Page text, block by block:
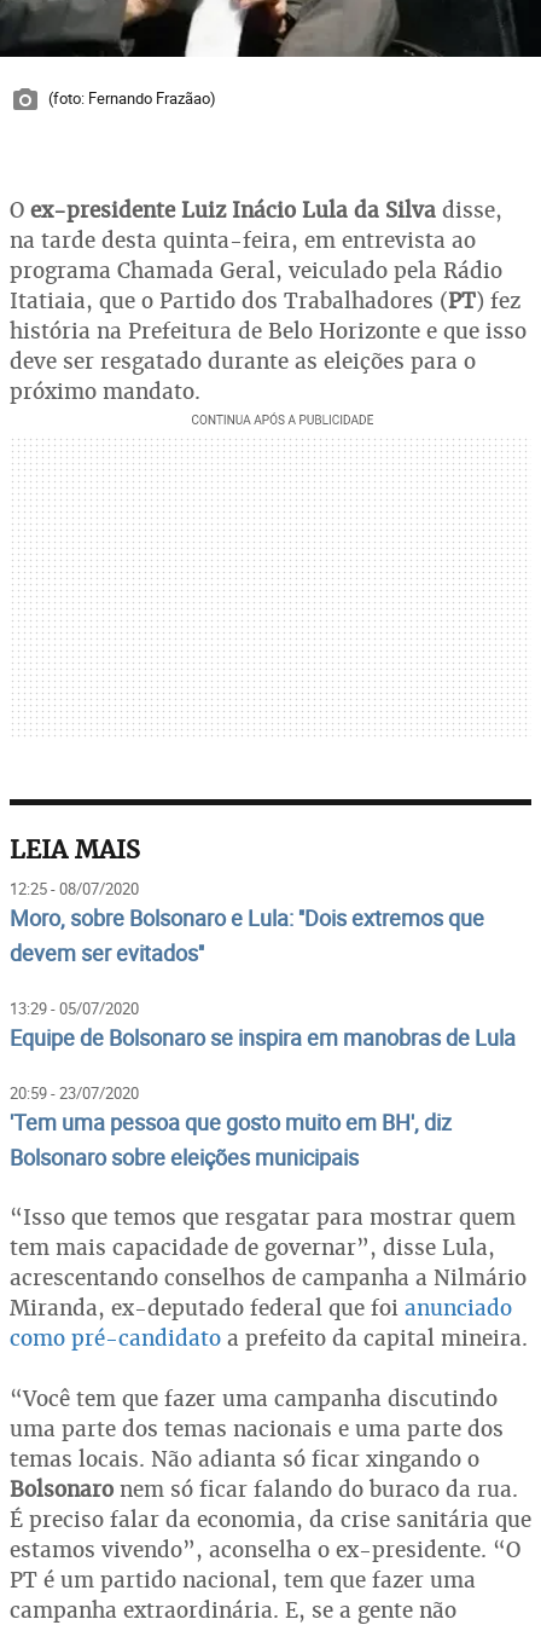
(foto: Fernando Frazãao)
O ex-presidente Luiz Inácio Lula da Silva disse,
na tarde desta quinta-feira, em entrevista ao
programa Chamada Geral, veiculado pela Rádio
Itatiaia, que o Partido dos Trabalhadores (PT) fez
história na Prefeitura de Belo Horizonte e que isso
deve ser resgatado durante as eleições para o
próximo mandato.
LEIA MAIS
12:25 - 08/07/2020
Moro, sobre Bolsonaro e Lula: ''Dois extremos que
devem ser evitados''
13:29 - 05/07/2020
Equipe de Bolsonaro se inspira em manobras de Lula
20:59 - 23/07/2020
'Tem uma pessoa que gosto muito em BH', diz
Bolsonaro sobre eleições municipais
“Isso que temos que resgatar para mostrar quem
tem mais capacidade de governar”, disse Lula,
acrescentando conselhos de campanha a Nilmário
Miranda, ex-deputado federal que foi anunciado
como pré-candidato a prefeito da capital mineira.
“Você tem que fazer uma campanha discutindo
uma parte dos temas nacionais e uma parte dos
temas locais. Não adianta só ficar xingando o
Bolsonaro nem só ficar falando do buraco da rua.
É preciso falar da economia, da crise sanitária que
estamos vivendo”, aconselha o ex-presidente. “O
PT é um partido nacional, tem que fazer uma
campanha extraordinária. E, se a gente não